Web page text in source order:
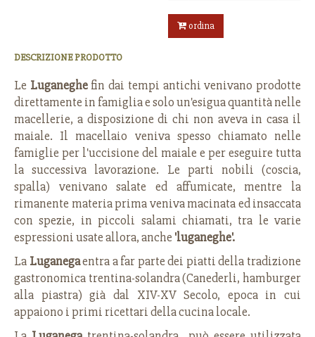
ordina
DESCRIZIONE PRODOTTO
Le Luganeghefin dai tempi antichi venivano prodotte
direttamente in famiglia e solo un'esigua quantità nelle
macellerie, a disposizione di chi non aveva in casa il
maiale. Il macellaio veniva spesso chiamato nelle
famiglie per l'uccisione del maiale e per eseguire tutta
la successiva lavorazione. Le parti nobili (coscia,
spalla) venivano salate ed affumicate, mentre la
rimanente materia prima veniva macinata ed insaccata
con spezie, in piccoli salami chiamati, tra le varie
espressioni usate allora, anche 'luganeghe'.
La Luganegaentra a far parte dei piatti della tradizione
gastronomica trentina-solandra (Canederli, hamburger
alla piastra) già dal XIV-XV Secolo, epoca in cui
appaiono i primi ricettari della cucina locale.